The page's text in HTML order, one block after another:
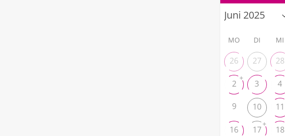
MO DI MI
26 27 28
2
+
3 4
9 10 11
16 17
+
18